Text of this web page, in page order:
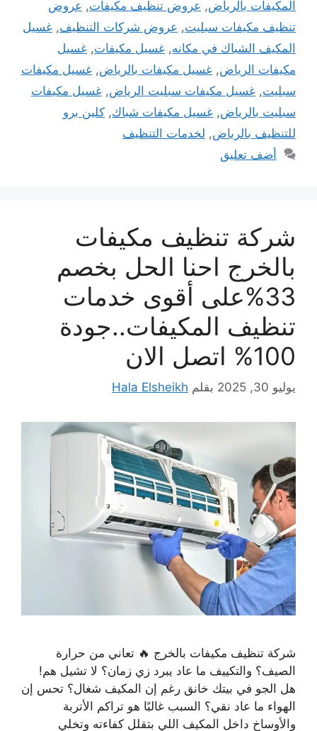
المكيفات بالرياض, عروض تنظيف مكيفات, عروض
تنظيف مكيفات سبليت, عروض شركات التنظيف, غسيل
المكيف الشباك في مكانه, غسيل مكيفات, غسيل
مكيفات الرياض, غسيل مكيفات بالرياض, غسيل مكيفات
سبليت, غسيل مكيفات سبليت الرياض, غسيل مكيفات
سبليت بالرياض, غسيل مكيفات شباك, كلين برو
للتنظيف بالرياض, لخدمات التنظيف
أضف تعليق
شركة تنظيف مكيفات
بالخرج احنا الحل بخصم
33%على أقوى خدمات
تنظيف المكيفات..جودة
100% اتصل الان
يوليو 30, 2025 بقلم Hala Elsheikh
شركة تنظيف مكيفات بالخرج 🔥 تعاني من حرارة
الصيف؟ والتكييف ما عاد يبرد زي زمان؟ لا تشيل هم!
هل الجو في بيتك خانق رغم إن المكيف شغال؟ تحس إن
الهواء ما عاد نقي؟ السبب غالبًا هو تراكم الأتربة
والأوساخ داخل المكيف اللي بتقلل كفاءته وتخلي